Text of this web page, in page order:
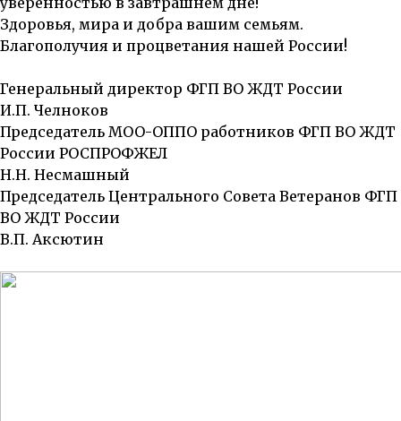
Здоровья, мира и добра вашим семьям.
Благополучия и процветания нашей России!
Генеральный директор ФГП ВО ЖДТ России
И.П. Челноков
Председатель МОО-ОППО работников ФГП ВО ЖДТ
России РОСПРОФЖЕЛ
Н.Н. Несмашный
Председатель Центрального Совета Ветеранов ФГП
ВО ЖДТ России
В.П. Аксютин